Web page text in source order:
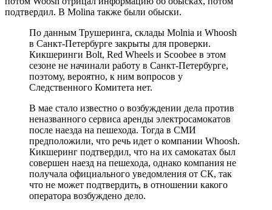
подтвердил. В Molina также были обыски.
По данным Трушеринга, склады Molnia и Whoosh
в Санкт-Петербурге закрыты для проверки.
Кикшеринги Bolt, Red Wheels и Scoobee в этом
сезоне не начинали работу в Санкт-Петербурге,
поэтому, вероятно, к ним вопросов у
Следственного Комитета нет.
В мае стало известно о возбуждении дела против
неназванного сервиса аренды электросамокатов
после наезда на пешехода. Тогда в СМИ
предположили, что речь идет о компании Whoosh.
Кикшеринг подтвердил, что на их самокатах был
совершен наезд на пешехода, однако компания не
получала официального уведомления от СК, так
что не может подтвердить, в отношении какого
оператора возбуждено дело.